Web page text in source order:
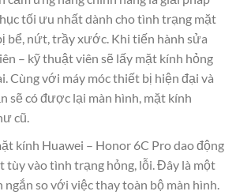
tối ưu nhất dành cho tình trạng mặt
bể, nứt, trầy xước. Khi tiến hành sửa
– kỹ thuật viên sẽ lấy mặt kính hỏng
Cùng với máy móc thiết bị hiện đại và
sẽ có được lại màn hình, mặt kính
cũ.
kính Huawei – Honor 6C Pro dao động
vào tình trạng hỏng, lỗi. Đây là một
so với việc thay toàn bộ màn hình.